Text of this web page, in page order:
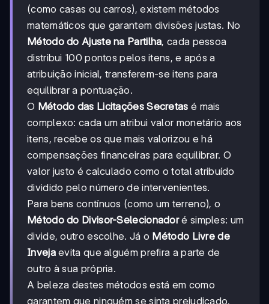
(como casas ou carros), existem métodos
matemáticos que garantem divisões justas. No
Método do Ajuste na Partilha, cada pessoa
distribui 100 pontos pelos itens, e após a
atribuição inicial, transferem-se itens para
equilibrar a pontuação.
O Método das Licitações Secretas é mais
complexo: cada um atribui valor monetário aos
itens, recebe os que mais valorizou e há
compensações financeiras para equilibrar. O
valor justo é calculado como o total atribuído
dividido pelo número de intervenientes.
Para bens contínuos (como um terreno), o
Método do Divisor-Selecionadoré simples: um
divide, outro escolhe. Já o Método Livre de
Invejaevita que alguém prefira a parte de
outro à sua própria.
A beleza destes métodos está em como
garantem que ninguém se sinta prejudicado,